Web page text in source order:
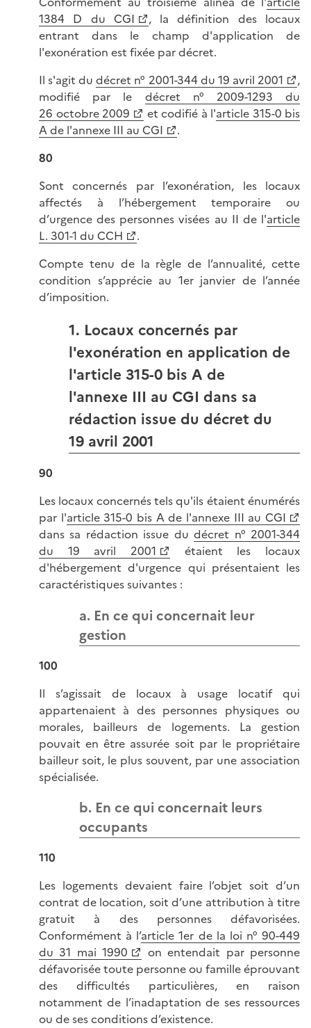
1384 D du CGI
, la définition des locaux
entrant dans le champ d'application de
l'exonération est fixée par décret.
Il s'agit dudécret n° 2001-344 du 19 avril 2001
,
modifié par le décret n° 2009-1293 du
26 octobre 2009
et codifié à l'article 315-0 bis
A de l'annexe III au CGI
.
80
Sont concernés par l’exonération, les locaux
affectés à l’hébergement temporaire ou
d’urgence des personnes visées au II de l'article
L. 301-1 du CCH
.
Compte tenu de la règle de l’annualité, cette
condition s’apprécie au 1er janvier de l’année
d’imposition.
1. Locaux concernés par
l'exonération en application de
l'article 315-0 bis A de
l'annexe III au CGI dans sa
rédaction issue du décret du
19 avril 2001
90
Les locaux concernés tels qu'ils étaient énumérés
par l'article 315-0 bis A de l'annexe III au CGI
dans sa rédaction issue dudécret n° 2001-344
du 19 avril 2001
étaient les locaux
d'hébergement d'urgence qui présentaient les
caractéristiques suivantes :
a. En ce qui concernait leur
gestion
100
Il s’agissait de locaux à usage locatif qui
appartenaient à des personnes physiques ou
morales, bailleurs de logements. La gestion
pouvait en être assurée soit par le propriétaire
bailleur soit, le plus souvent, par une association
spécialisée.
b. En ce qui concernait leurs
occupants
110
Les logements devaient faire l’objet soit d’un
contrat de location, soit d’une attribution à titre
gratuit à des personnes défavorisées.
Conformément à l’article 1er de la loi n° 90-449
du 31 mai 1990
on entendait par personne
défavorisée toute personne ou famille éprouvant
des difficultés particulières, en raison
notamment de l’inadaptation de ses ressources
ou de ses conditions d’existence.